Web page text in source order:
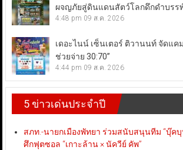
ผจญภัยสู่ดินแดนสัตว์โลกดึกดำบรร
4:48 pm 09 ส.ค. 2026
เดอะไนน์ เซ็นเตอร์ ติวานนท์ จัดแค
ช่วยจ่าย 30:70”
4:44 pm 09 ส.ค. 2026
5 ข่าวเด่นประจำปี
สภท.-นายกเมืองพัทยา ร่วมสนับสนุนทีม “บุ๊คบุ
ศึกฟุตซอล “เกาะล้าน × นัควีย์ คัพ”